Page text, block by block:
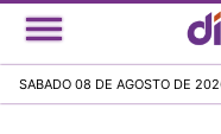
SABADO 08 DE AGOSTO DE